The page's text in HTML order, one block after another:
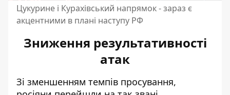
Цукурине і Курахівський напрямок - зараз є
акцентними в плані наступу РФ
Зниження результативності
атак
Зі зменшенням темпів просування,